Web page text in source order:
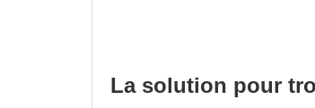
La solution pour